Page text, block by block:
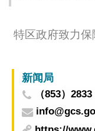
（AULP）第
特区政府致力
新闻局
（853）